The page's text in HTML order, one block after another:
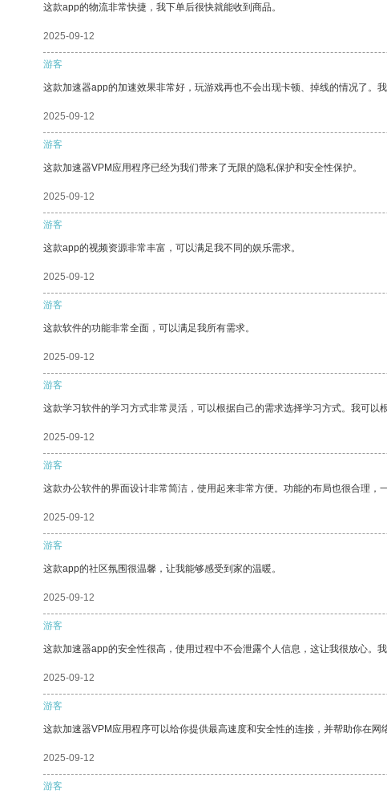
这款app的物流非常快捷，我下单后很快就能收到商品。
2025-09-12
游客
这款加速器app的加速效果非常好，玩游戏再也不会出现卡顿、掉线的情况了。
2025-09-12
游客
这款加速器VPM应用程序已经为我们带来了无限的隐私保护和安全性保护。
2025-09-12
游客
这款app的视频资源非常丰富，可以满足我不同的娱乐需求。
2025-09-12
游客
这款软件的功能非常全面，可以满足我所有需求。
2025-09-12
游客
这款学习软件的学习方式非常灵活，可以根据自己的需求选择学习方式。我可以
2025-09-12
游客
这款办公软件的界面设计非常简洁，使用起来非常方便。功能的布局也很合理，一
2025-09-12
游客
这款app的社区氛围很温馨，让我能够感受到家的温暖。
2025-09-12
游客
这款加速器app的安全性很高，使用过程中不会泄露个人信息，这让我很放心。
2025-09-12
游客
这款加速器VPM应用程序可以给你提供最高速度和安全性的连接，并帮助你在网
2025-09-12
游客